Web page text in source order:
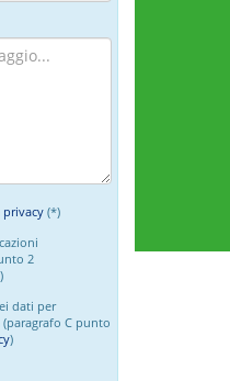
privacy(*)
2
)
dati per
(paragrafo C punto
)